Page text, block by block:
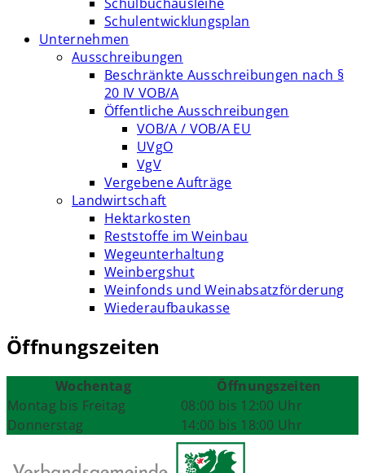
Schulentwicklungsplan
Unternehmen
Ausschreibungen
Beschränkte Ausschreibungen nach §
20 IV VOB/A
Öffentliche Ausschreibungen
VOB/A / VOB/A EU
UVgO
VgV
Vergebene Aufträge
Landwirtschaft
Hektarkosten
Reststoffe im Weinbau
Wegeunterhaltung
Weinbergshut
Weinfonds und Weinabsatzförderung
Wiederaufbaukasse
Öffnungszeiten
Wochentag
Öffnungszeiten
Montag bis Freitag
08:00 bis 12:00 Uhr
Donnerstag
14:00 bis 18:00 Uhr